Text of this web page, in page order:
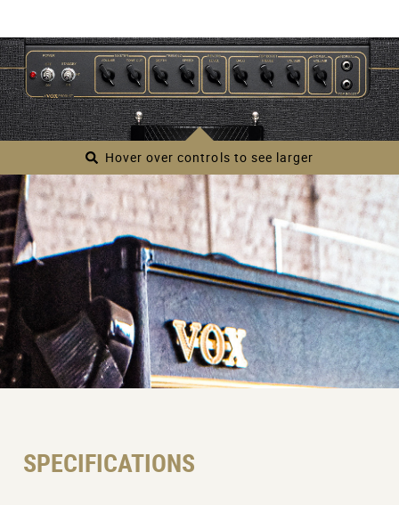
guitaristes le son inimitable de VOX, avec toutes les
qualités d’un amplificateur moderne.
Hover over controls to see larger
SPECIFICATIONS